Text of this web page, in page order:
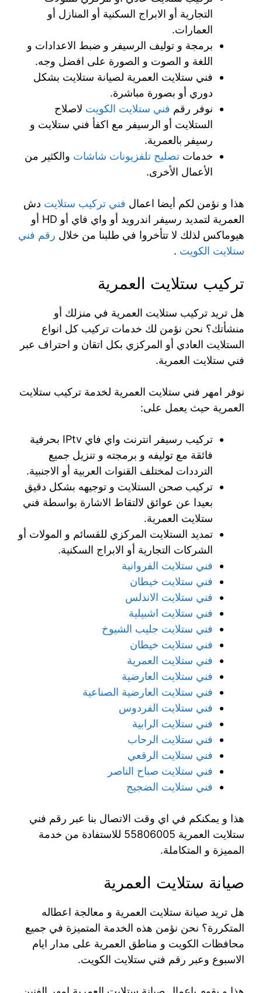
التجارية أو الابراج السكنية أو المنازل أو
العمارات.
برمجة و توليف الرسيفر و ضبط الاعدادات و
اللغة و الصوت و الصورة على افضل وجه.
فني ستلايت العمرية لصيانة ستلايت بشكل
دوري أو بصورة مباشرة.
نوفر رقم فني ستلايت الكويت لاصلاح
الستلايت أو الرسيفر مع اكفأ فني ستلايت و
رسيفر بالعمرية.
خدمات تصليح تلفزيونات شاشات والكثير من
الأعمال الأخرى.
هذا و نؤمن لكم أيضا اعمال فني تركيب ستلايت دش
العمرية لتمديد رسيفر اندرويد أو واي فاي أو HD أو
هيوماكس لذلك لا تتأخروا في طلبنا من خلال رقم فني
ستلايت الكويت .
تركيب ستلايت العمرية
هل تريد تركيب ستلايت العمرية في منزلك أو
منشأتك؟ نحن نؤمن لك خدمات تركيب كل انواع
الستلايت العادي أو المركزي بكل اتقان و احتراف عبر
فني ستلايت العمرية.
نوفر امهر فني ستلايت العمرية لخدمة تركيب ستلايت
العمرية حيث يعمل على:
تركيب رسيفر انترنت واي فاي IPtv بحرفية
فائقة مع توليفه و برمجته و تنزيل جميع
الترددات لمختلف القنوات العربية أو الاجنبية.
تركيب صحن الستلايت و توجيهه بشكل دقيق
بعيدا عن عوائق لالتقاط الاشارة بواسطة فني
ستلايت العمرية.
تمديد الستلايت المركزي للقسائم و المولات أو
الشركات التجارية أو الابراج السكنية.
فني ستلايت الفروانية
فني ستلايت خيطان
فني ستلايت الاندلس
فني ستلايت اشبيلية
فني ستلايت جليب الشيوخ
فني ستلايت خيطان
فني ستلايت العمرية
فني ستلايت العارضية
فني ستلايت العارضية الصناعية
فني ستلايت الفردوس
فني ستلايت الرابية
فني ستلايت الرحاب
فني ستلايت الرقعي
فني ستلايت صباح الناصر
فني ستلايت الضجيج
هذا و يمكنكم في اي وقت الاتصال بنا عبر رقم فني
ستلايت العمرية 55806005 للاستفادة من خدمة
المميزة و المتكاملة.
صيانة ستلايت العمرية
هل تريد صيانة ستلايت العمرية و معالجة اعطاله
المتكررة؟ نحن نؤمن هذه الخدمة المتميزة في جميع
محافظات الكويت و مناطق العمرية على مدار ايام
الاسبوع وعبر رقم فني ستلايت الكويت.